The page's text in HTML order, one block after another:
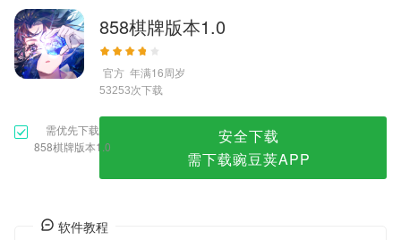
问答
858棋牌版本1.0
官方 年满16周岁
53253次下载
需优先下载
858棋牌版本1.0
安全下载
需下载豌豆荚APP
软件教程